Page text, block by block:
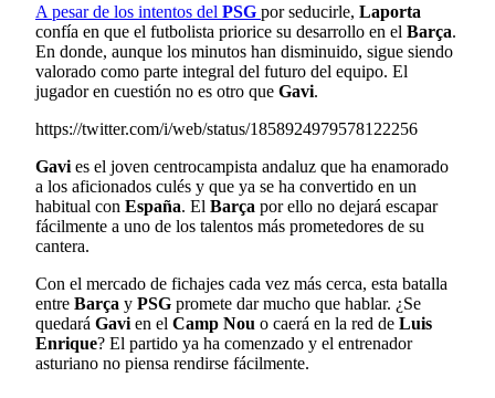
A pesar de los intentos del PSG por seducirle, Laporta
confía en que el futbolista priorice su desarrollo en el Barça.
En donde, aunque los minutos han disminuido, sigue siendo
valorado como parte integral del futuro del equipo. El
jugador en cuestión no es otro que Gavi.
https://twitter.com/i/web/status/1858924979578122256
Gavi es el joven centrocampista andaluz que ha enamorado
a los aficionados culés y que ya se ha convertido en un
habitual con España. El Barça por ello no dejará escapar
fácilmente a uno de los talentos más prometedores de su
cantera.
Con el mercado de fichajes cada vez más cerca, esta batalla
entre Barça y PSG promete dar mucho que hablar. ¿Se
quedará Gavi en el Camp Nou o caerá en la red de Luis
Enrique? El partido ya ha comenzado y el entrenador
asturiano no piensa rendirse fácilmente.